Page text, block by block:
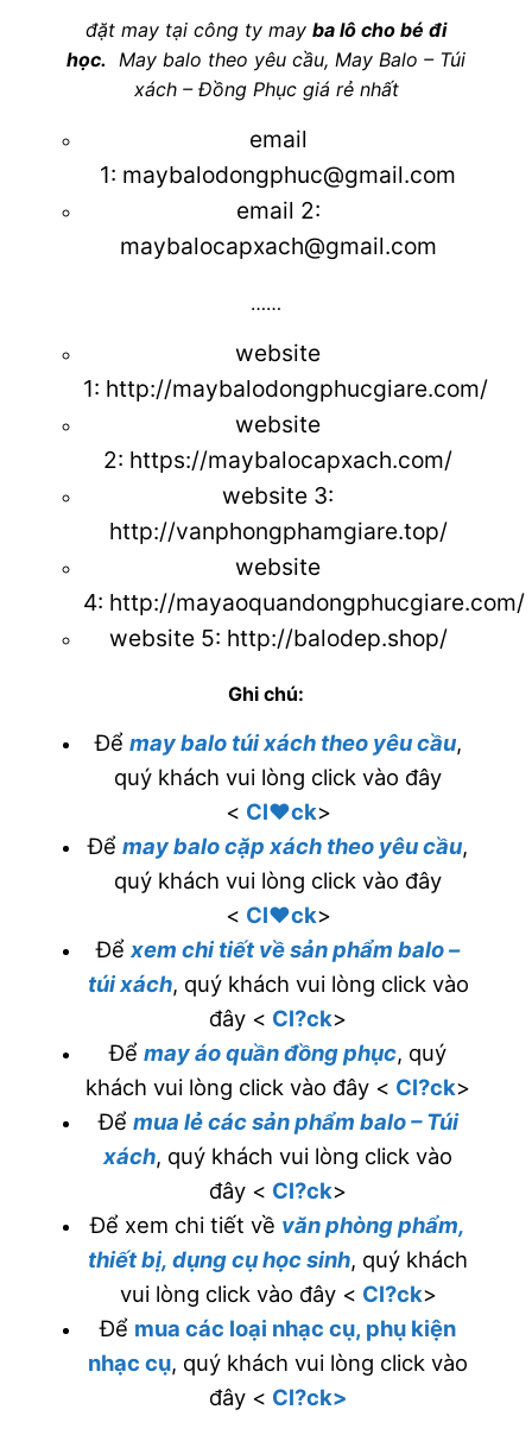
đặt may tại công ty may ba lô cho bé đi
học. May balo theo yêu cầu, May Balo – Túi
xách – Đồng Phục giá rẻ nhất
email
1: maybalodongphuc@gmail.com
email 2:
maybalocapxach@gmail.com
……
website
1: http://maybalodongphucgiare.com/
website
2: https://maybalocapxach.com/
website 3:
http://vanphongphamgiare.top/
website
4: http://mayaoquandongphucgiare.com/
website 5: http://balodep.shop/
Ghi chú:
Để may balo túi xách theo yêu cầu,
quý khách vui lòng click vào đây
< Cl♥ck>
Đểmay balo cặp xách theo yêu cầu,
quý khách vui lòng click vào đây
< Cl♥ck>
Đểxem chi tiết về sản phẩm balo –
túi xách, quý khách vui lòng click vào
đây < Cl?ck>
Đểmay áo quần đồng phục, quý
khách vui lòng click vào đây < Cl?ck>
Để mua lẻ các sản phẩm balo – Túi
xách, quý khách vui lòng click vào
đây < Cl?ck>
Để xem chi tiết về văn phòng phẩm,
thiết bị, dụng cụ học sinh, quý khách
vui lòng click vào đây < Cl?ck>
Để mua các loại nhạc cụ, phụ kiện
nhạc cụ, quý khách vui lòng click vào
đây < Cl?ck>